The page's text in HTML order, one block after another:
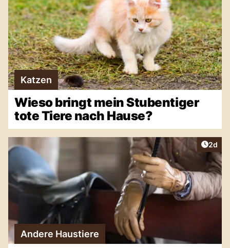
Katzen
Wieso bringt mein Stubentiger
tote Tiere nach Hause?
2d
Andere Haustiere